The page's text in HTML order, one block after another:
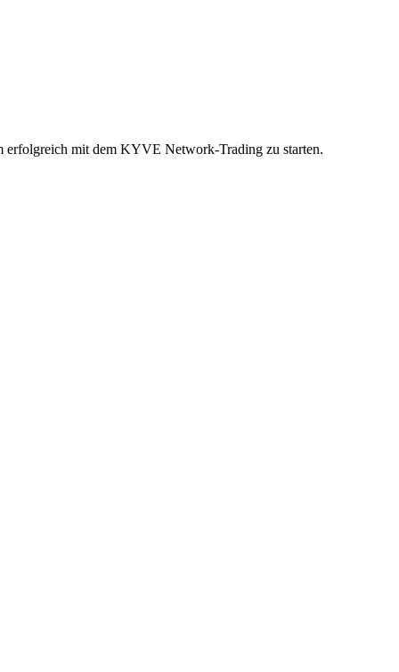
erfolgreich mit dem KYVE Network-Trading zu starten.